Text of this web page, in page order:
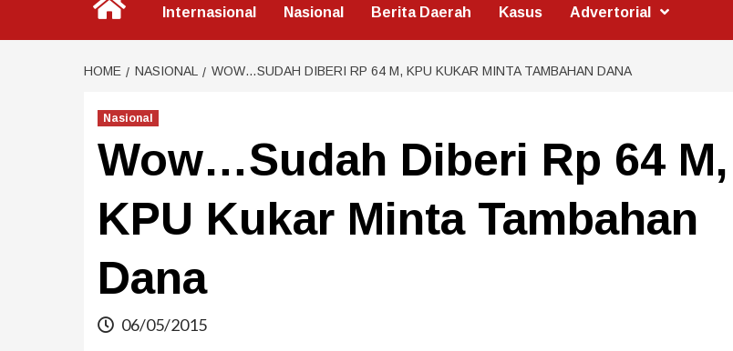
Internasional Nasional Berita Daerah Kasus Advertorial
HOME NASIONAL WOW…SUDAH DIBERI RP 64 M, KPU KUKAR MINTA TAMBAHAN DANA
Nasional
Wow…Sudah Diberi Rp 64 M,
KPU Kukar Minta Tambahan
Dana
06/05/2015